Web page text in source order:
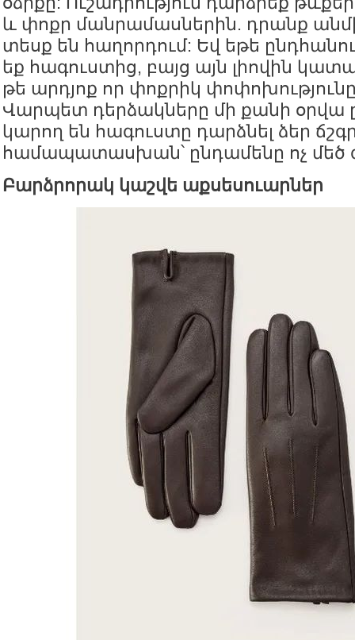
և փոքր մանրամասներին. դրանք
տեսք են հաղորդում: Եվ եթե
եք հագուստից, բայց այն լիովին
թե արդյոք որ փոքրիկ փոփոխությունը
Վարպետ դերձակները մի քանի օրվա
կարող են հագուստը դարձնել ձեր
համապատասխան՝ ընդամենը ոչ մեծ
Բարձրորակ կաշվե աքսեսուարներ